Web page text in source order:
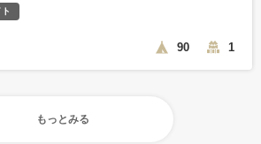
90 1
もっとみる